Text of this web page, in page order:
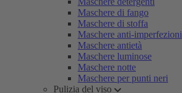
Maschere di fango
Maschere di stoffa
Maschere anti-imperfezioni
Maschere antietà
Maschere luminose
Maschere notte
Maschere per punti neri
Pulizia del viso